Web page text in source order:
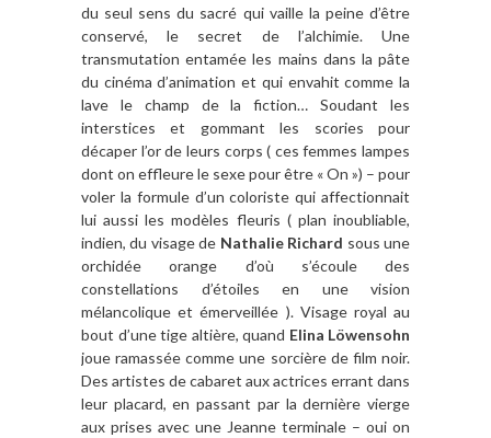
du seul sens du sacré qui vaille la peine d’être
conservé, le secret de l’alchimie. Une
transmutation entamée les mains dans la pâte
du cinéma d’animation et qui envahit comme la
lave le champ de la fiction… Soudant les
interstices et gommant les scories pour
décaper l’or de leurs corps ( ces femmes lampes
dont on effleure le sexe pour être « On ») – pour
voler la formule d’un coloriste qui affectionnait
lui aussi les modèles fleuris ( plan inoubliable,
indien, du visage de Nathalie Richard sous une
orchidée orange d’où s’écoule des
constellations d’étoiles en une vision
mélancolique et émerveillée ). Visage royal au
bout d’une tige altière, quand Elina Löwensohn
joue ramassée comme une sorcière de film noir.
Des artistes de cabaret aux actrices errant dans
leur placard, en passant par la dernière vierge
aux prises avec une Jeanne terminale – oui on